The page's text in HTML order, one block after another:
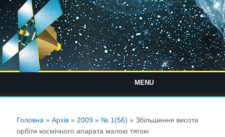
MENU
Головна »Архів » 2009 » № 1(56) » Збiльшення висоти
орбiти космiчного апарата малою тягою